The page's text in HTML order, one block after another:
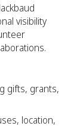
visibility
gifts, grants,
location,